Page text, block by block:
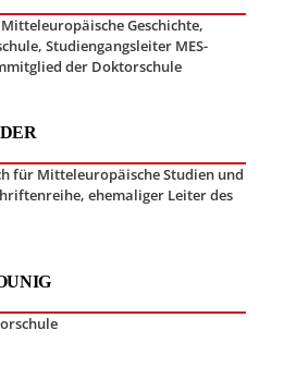
Geschichte,
Studiengangsleiter MES-
der Doktorschule
für Mitteleuropäische Studien und
, ehemaliger Leiter des